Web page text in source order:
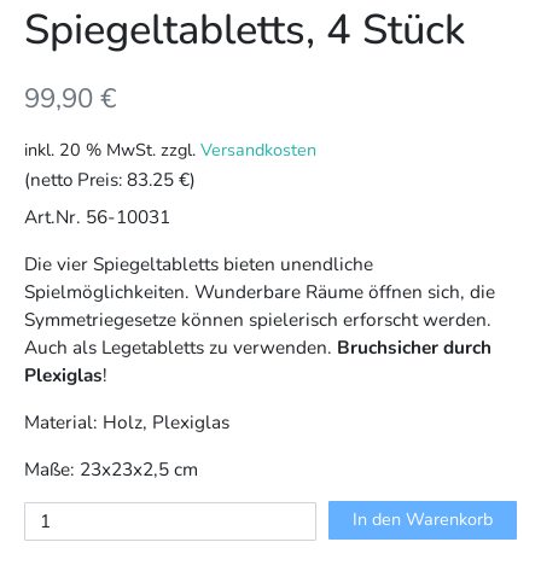
Spiegeltabletts, 4 Stück
99,90€
inkl. 20 % MwSt. zzgl. Versandkosten
(netto Preis: 83.25 €)
Art.Nr. 56-10031
Die vier Spiegeltabletts bieten unendliche
Spielmöglichkeiten. Wunderbare Räume öffnen sich, die
Symmetriegesetze können spielerisch erforscht werden.
Auch als Legetabletts zu verwenden. Bruchsicher durch
Plexiglas!
Material: Holz, Plexiglas
Maße: 23x23x2,5 cm
Spiegeltabletts,
4
In den Warenkorb